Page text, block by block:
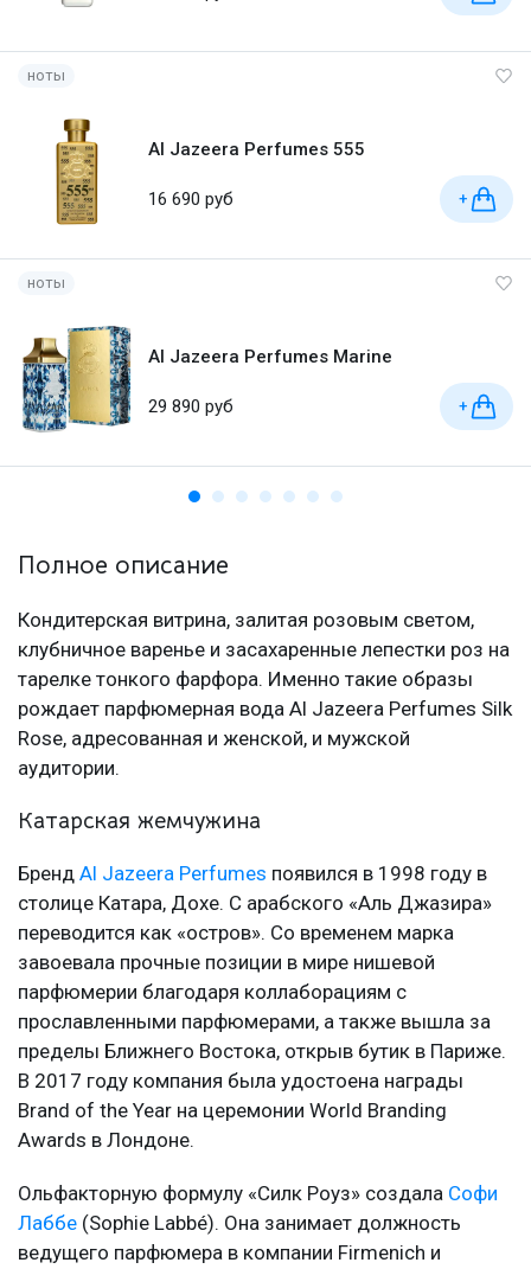
ноты
Al Jazeera Perfumes 555
16 690 руб +
ноты
Al Jazeera Perfumes Marine
29 890 руб +
Полное описание
Кондитерская витрина, залитая розовым светом,
клубничное варенье и засахаренные лепестки роз на
тарелке тонкого фарфора. Именно такие образы
рождает парфюмерная вода Al Jazeera Perfumes Silk
Rose, адресованная и женской, и мужской
аудитории.
Катарская жемчужина
Бренд Al Jazeera Perfumes появился в 1998 году в
столице Катара, Дохе. С арабского «Аль Джазира»
переводится как «остров». Со временем марка
завоевала прочные позиции в мире нишевой
парфюмерии благодаря коллаборациям с
прославленными парфюмерами, а также вышла за
пределы Ближнего Востока, открыв бутик в Париже.
В 2017 году компания была удостоена награды
Brand of the Year на церемонии World Branding
Awards в Лондоне.
Ольфакторную формулу «Силк Роуз» создала Софи
Лаббе (Sophie Labbé). Она занимает должность
ведущего парфюмера в компании Firmenich и